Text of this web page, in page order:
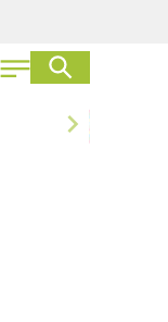
chevron_right